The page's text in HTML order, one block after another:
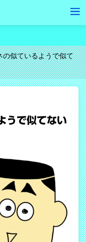
の似ているようで似て
うで似てない